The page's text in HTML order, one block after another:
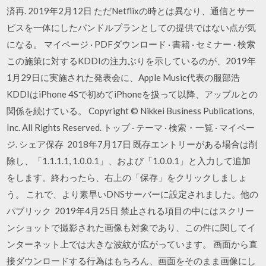
済再. 2019年2月12日 ただNetflixの時とは異なり、通信とサー
ビスを一体にしたバンドルプランとしての提供ではない点が気
になる。 マイページ · PDFダウンロード · 書籍 · セミナー · 検索
この施策に対するKDDIの注力ぶりを示しているのが、2019年
1月29日に実施された発表会に、Apple Music代表の服部浩
KDDIはiPhone 4Sで初めてiPhoneを扱って以降、アップルとの
関係を続けている。 Copyright © Nikkei Business Publications,
Inc. All Rights Reserved. トップ · テーマ · 検索・一覧 · マイペー
ジ. シェア保存 2018年7月17日 既存エントリーがある場合は削
除し、「1.1.1.1, 1.0.0.1」、および「1.0.0.1」と入力して追加
をします。終わったら、右上の「保存」をクリックしましょ
う。 これで、より素早いDNSサーバーに設定されました。他の
パブリック 2019年4月25日 禁止される項目の中にはスクリー
ンショットで撮影された画像も対象であり、この件に関してイ
ンターネット上では大きな波紋が広がっています。 画面から直
接ダウンロードする行為はもちろん、画面をそのまま画像にし